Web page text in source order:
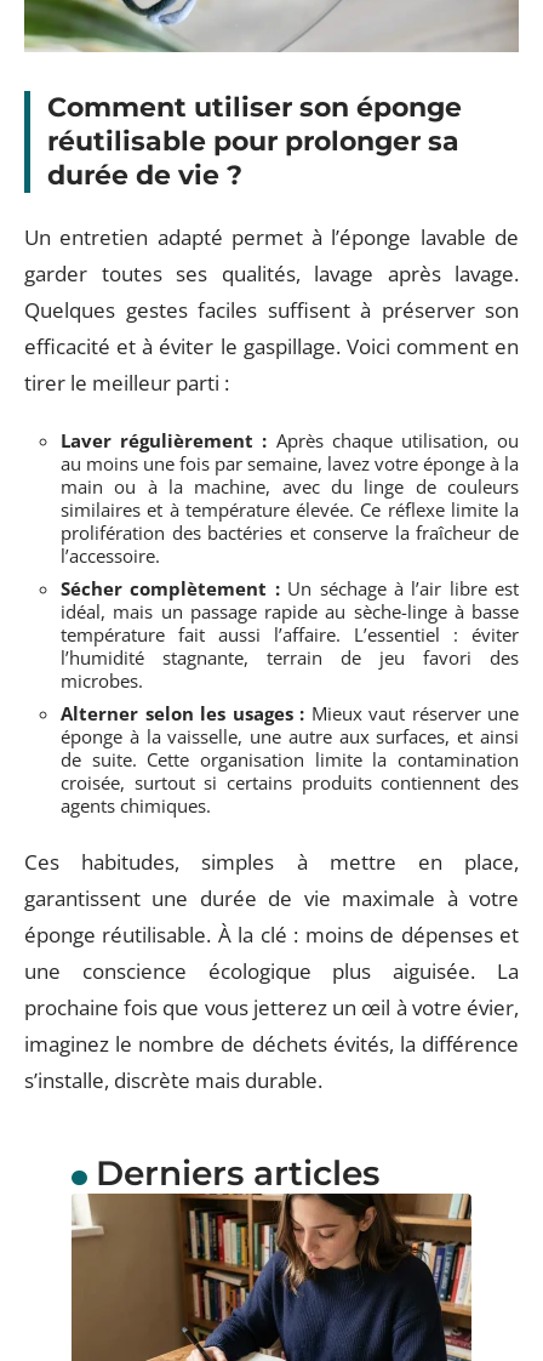
Comment utiliser son éponge
réutilisable pour prolonger sa
durée de vie ?
Un entretien adapté permet à l’éponge lavable de
garder toutes ses qualités, lavage après lavage.
Quelques gestes faciles suffisent à préserver son
efficacité et à éviter le gaspillage. Voici comment en
tirer le meilleur parti :
Laver régulièrement : Après chaque utilisation, ou
au moins une fois par semaine, lavez votre éponge à la
main ou à la machine, avec du linge de couleurs
similaires et à température élevée. Ce réflexe limite la
prolifération des bactéries et conserve la fraîcheur de
l’accessoire.
Sécher complètement :Un séchage à l’air libre est
idéal, mais un passage rapide au sèche-linge à basse
température fait aussi l’affaire. L’essentiel : éviter
l’humidité stagnante, terrain de jeu favori des
microbes.
Alterner selon les usages : Mieux vaut réserver une
éponge à la vaisselle, une autre aux surfaces, et ainsi
de suite. Cette organisation limite la contamination
croisée, surtout si certains produits contiennent des
agents chimiques.
Ces habitudes, simples à mettre en place,
garantissent une durée de vie maximale à votre
éponge réutilisable. À la clé : moins de dépenses et
une conscience écologique plus aiguisée. La
prochaine fois que vous jetterez un œil à votre évier,
imaginez le nombre de déchets évités, la différence
s’installe, discrète mais durable.
Derniers articles